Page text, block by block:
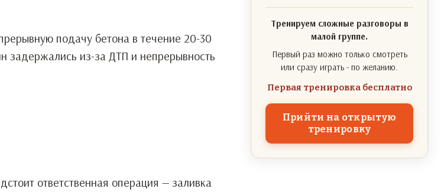
подачу бетона в течение 20-30
задержались из-за ДТП и непрерывность
ответственная операция — заливка
Тренируем сложные разговоры в
малой группе.
Первый раз можно только смотреть
или сразу играть - по желанию.
Первая тренировка бесплатно
Прийти на открытую
тренировку